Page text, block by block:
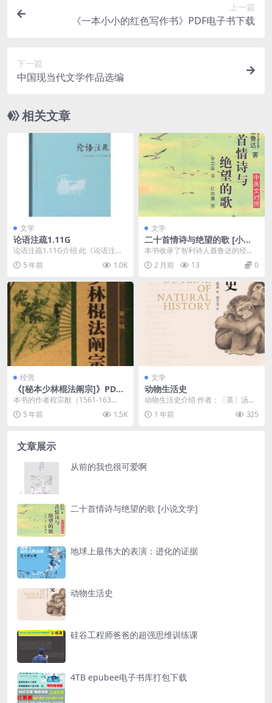
上一篇
《一本小小的红色写作书》PDF电子书下载
下一篇
中国现当代文学作品选编
相关文章
文学
论语注疏1.11G
论语注疏1.11G介绍 此《论语注
疏》由三国魏何晏注，北宋邢昺
疏。全书共十卷，二...
5 年前 1.0K
文学
二十首情诗与绝望的歌 [小说
文学]
本书收录了智利诗人聂鲁达的经典
情诗，以浓烈的情感和丰富的想
象，描绘了爱情的复杂与...
2 月前 13 0
经营
《[秘本少林棍法阐宗]》PDF
电子书下载
本书的作者程宗猷（1561-163
6），字冲斗，四川新都人，寄籍徽
州休宁，遂为休...
5 年前 1.5K
文学
动物生活史
动物生活史介绍 作者：〔英〕汤姆
森 格局：azw3 语言：简体中文 巨
细：2.3...
1 年前 325
文章展示
从前的我也很可爱啊
二十首情诗与绝望的歌 [小说文学]
地球上最伟大的表演：进化的证据
动物生活史
硅谷工程师爸爸的超强思维训练课
4TB epubee电子书库打包下载